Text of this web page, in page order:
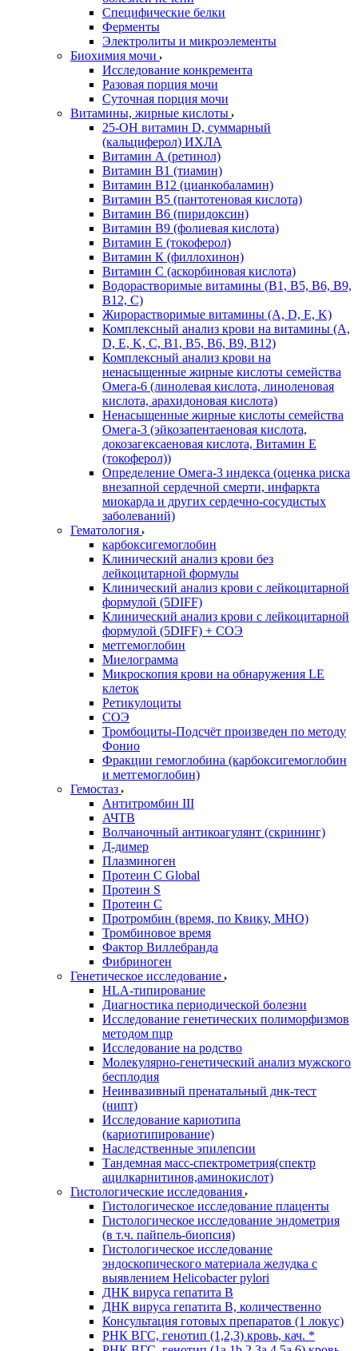
Специфические белки
Ферменты
Электролиты и микроэлементы
Биохимия мочи
Исследование конкремента
Разовая порция мочи
Суточная порция мочи
Витамины, жирные кислоты
25-OH витамин D, суммарный
(кальциферол) ИХЛА
Витамин А (ретинол)
Витамин В1 (тиамин)
Витамин В12 (цианкобаламин)
Витамин В5 (пантотеновая кислота)
Витамин В6 (пиридоксин)
Витамин В9 (фолиевая кислота)
Витамин Е (токоферол)
Витамин К (филлохинон)
Витамин С (аскорбиновая кислота)
Водорастворимые витамины (B1, B5, B6, В9,
В12, С)
Жирорастворимые витамины (A, D, E, K)
Комплексный анализ крови на витамины (A,
D, E, K, C, B1, B5, B6, В9, B12)
Комплексный анализ крови на
ненасыщенные жирные кислоты семейства
Омега-6 (линолевая кислота, линоленовая
кислота, арахидоновая кислота)
Ненасыщенные жирные кислоты семейства
Омега-3 (эйкозапентаеновая кислота,
докозагексаеновая кислота, Витамин E
(токоферол))
Определение Омега-3 индекса (оценка риска
внезапной сердечной смерти, инфаркта
миокарда и других сердечно-сосудистых
заболеваний)
Гематология
карбоксигемоглобин
Клинический анализ крови без
лейкоцитарной формулы
Клинический анализ крови с лейкоцитарной
формулой (5DIFF)
Клинический анализ крови с лейкоцитарной
формулой (5DIFF) + СОЭ
метгемоглобин
Миелограмма
Микроскопия крови на обнаружения LE
клеток
Ретикулоциты
СОЭ
Тромбоциты-Подсчёт произведен по методу
Фонио
Фракции гемоглобина (карбоксигемоглобин
и метгемоглобин)
Гемостаз
Антитромбин III
АЧТВ
Волчаночный антикоагулянт (скрининг)
Д-димер
Плазминоген
Протеин C Global
Протеин S
Протеин С
Протромбин (время, по Квику, МНО)
Тромбиновое время
Фактор Виллебранда
Фибриноген
Генетическое исследование
HLA-типирование
Диагностика периодической болезни
Исследование генетических полиморфизмов
методом пцр
Исследование на родство
Молекулярно-генетический анализ мужского
бесплодия
Неинвазивный пренатальный днк-тест
(нипт)
Исследование кариотипа
(кариотипирование)
Наследственные эпилепсии
Тандемная масс-спектрометрия(спектр
ацилкарнитинов,аминокислот)
Гистологические исследования
Гистологическое исследование плаценты
Гистологическое исследование эндометрия
(в т.ч. пайпель-биопсия)
Гистологическое исследование
эндоскопического материала желудка с
выявлением Helicobacter pylori
ДНК вируса гепатита B
ДНК вируса гепатита B, количественно
Консультация готовых препаратов (1 локус)
РНК ВГC, генотип (1,2,3) кровь, кач. *